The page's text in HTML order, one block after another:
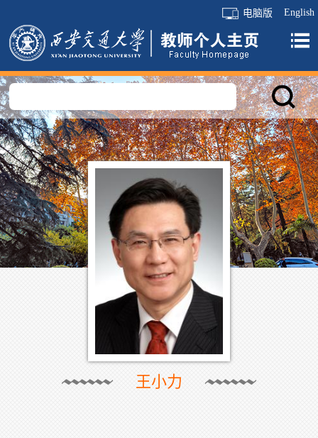
English
王小力
电脑版